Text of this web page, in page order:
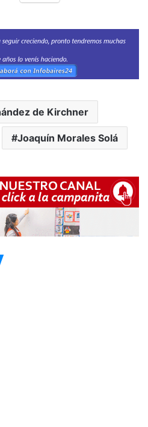
de Kirchner
Joaquín Morales Solá